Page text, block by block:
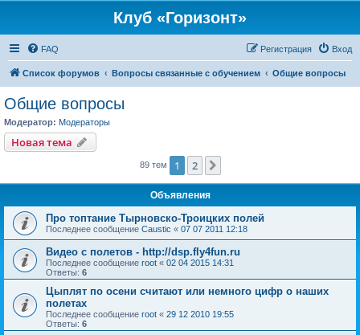
Клуб «Горизонт»
FAQ Вход
Регистрация
Список форумов Вопросы связанные с обучением Общие вопросы
Общие вопросы
Модератор: Модераторы
Новая тема
89 тем 1 2
Объявления
Про топтание Тырновско-Троицких полей
Последнее сообщение Caustic « 07 07 2011 12:18
Видео с полетов - http://dsp.fly4fun.ru
Последнее сообщение root « 02 04 2015 14:31
Ответы: 6
Цыплят по осени считают или немного цифр о наших
полетах
Последнее сообщение root « 29 12 2010 19:55
Ответы: 6